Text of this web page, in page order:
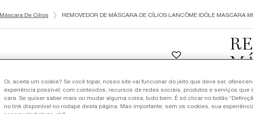
Máscara De Cílios REMOVEDOR DE MÁSCARA DE CÍLIOS LANCÔME IDÔLE MASCARA
Oi, aceita um cookie? Se você topar, nosso site vai funcionar do jeito que deve ser,
experiência possível, com conteúdos, recursos de redes sociais, produtos e serviços que
cara. Se quiser saber mais ou mudar alguma coisa, tudo bem. É só clicar no botão
no link disponível no rodapé desta página. Mas importante, sem os cookies, sua